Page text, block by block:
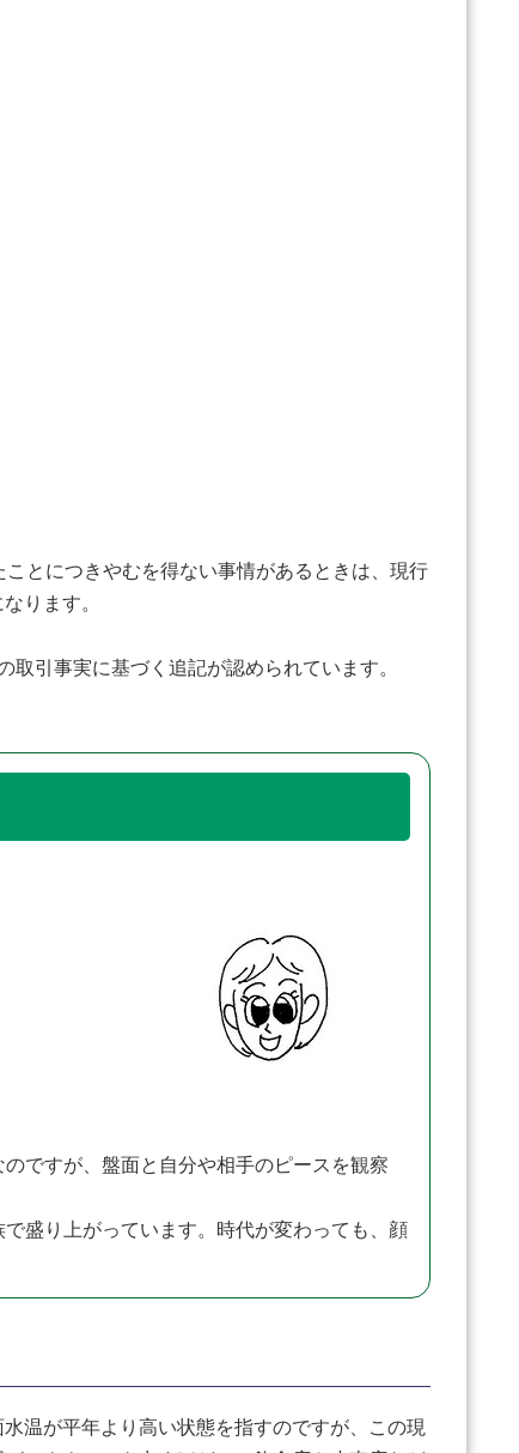
とにつきやむを得ない事情があるときは、現行
ります。
引事実に基づく追記が認められています。
ですが、盤面と自分や相手のピースを観察
盛り上がっています。時代が変わっても、顔
温が平年より高い状態を指すのですが、この現